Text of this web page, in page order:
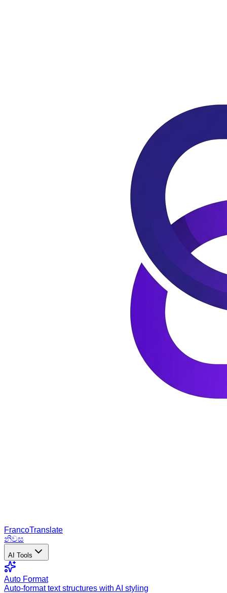
FrancoTranslate
නිවස
AI Tools
Auto Format
Auto-format text structures with AI styling